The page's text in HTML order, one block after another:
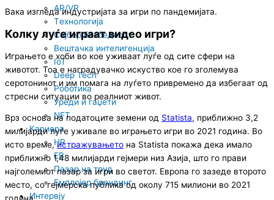
AR/VR
Tехнологија
Сајбер безбедност
Вештачка интелигенција
IoT
Deep Tech
Роботика
Уреди и гаџети
NFT
Кариера
HR
EB
Пазар на труд
Емплојер брендинг
Интервју
Вака изгледа индустријата за игри по пандемијата.
Колку луѓе играат видео игри?
Играњето е хоби во кое уживаат луѓе од сите сфери на
животот. Тоа е наградувачко искуство кое го зголемува
серотонинот и им помага на луѓето привремено да избегаат од
стресни ситуации во реалниот живот.
Врз основа на податоците земени од Statista, приближно 3,2
милијарди луѓе уживале во играњето игри во 2021 година. Во
исто време,истражувањето на Statista покажа дека имало
приближно 1,48 милијарди гејмери низ Азија, што го прави
најголемиот пазар за игри во светот. Европа го зазеде второто
место, со гејмерска публика од околу 715 милиони во 2021